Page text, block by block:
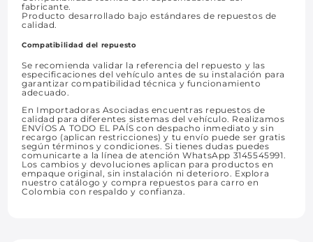
fabricante.
Producto desarrollado bajo estándares de repuestos de
calidad.
Compatibilidad del repuesto
Se recomienda validar la referencia del repuesto y las
especificaciones del vehículo antes de su instalación para
garantizar compatibilidad técnica y funcionamiento
adecuado.
En Importadoras Asociadas encuentras repuestos de
calidad para diferentes sistemas del vehículo. Realizamos
ENVÍOS A TODO EL PAÍS con despacho inmediato y sin
recargo (aplican restricciones) y tu envío puede ser gratis
según términos y condiciones. Si tienes dudas puedes
comunicarte a la línea de atención WhatsApp 3145545991.
Los cambios y devoluciones aplican para productos en
empaque original, sin instalación ni deterioro. Explora
nuestro catálogo y compra repuestos para carro en
Colombia con respaldo y confianza.